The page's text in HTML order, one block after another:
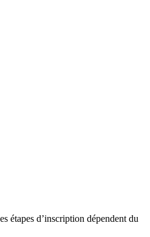
étapes d’inscription dépendent du